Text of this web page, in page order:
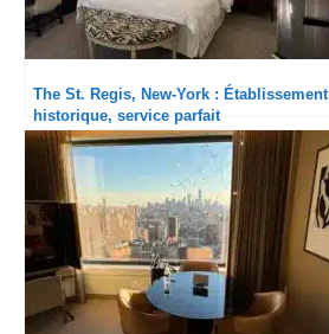
The St. Regis, New-York : Établissement
historique, service parfait